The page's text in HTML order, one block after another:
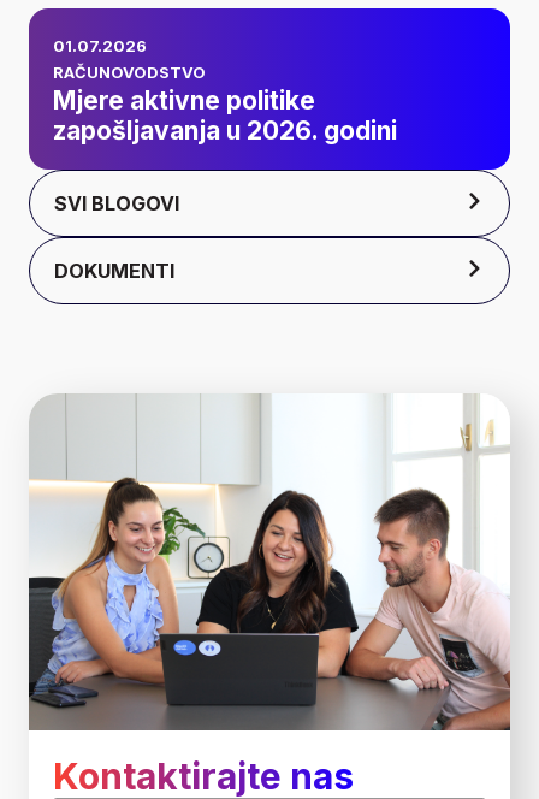
Mjere aktivne
politike
zapošljavanja u
2026. godini
01.07.2026
RAČUNOVODSTVO
Mjere aktivne politike
zapošljavanja u 2026. godini
SVI BLOGOVI
DOKUMENTI
Kontaktirajte nas